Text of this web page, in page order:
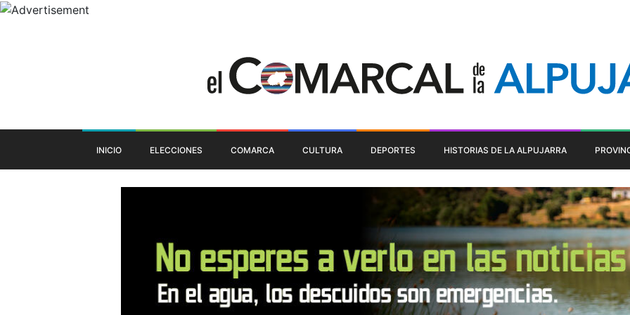
INICIO ELECCIONES COMARCA CULTURA DEPORTES HISTORIAS DE LA ALPUJARRA